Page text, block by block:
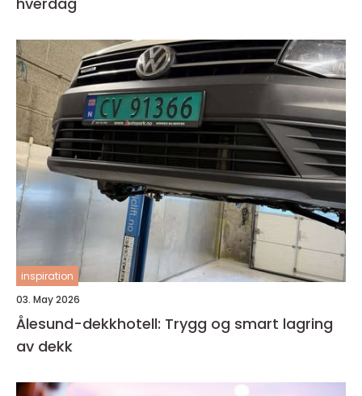
inspiration
03. May 2026
Ålesund-dekkhotell: Trygg og smart lagring
av dekk